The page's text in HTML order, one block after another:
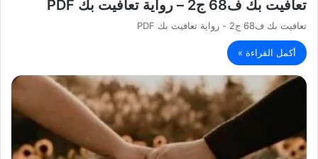
تعافيت بك ف68 ج2 – رواية تعافيت بك PDF
تعافيت بك ف68 ج2 - رواية تعافيت بك PDF
أكمل القراءة »